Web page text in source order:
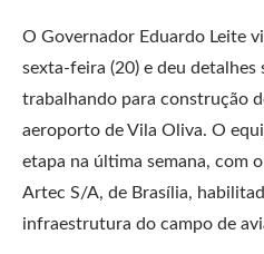
O Governador Eduardo Leite
sexta-feira (20) e deu detalhes
trabalhando para construção
aeroporto de Vila Oliva. O
etapa na última semana, com
Artec S/A, de Brasília,
infraestrutura do campo de